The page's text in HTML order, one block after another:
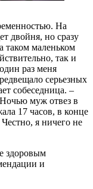
На
двойня, но сразу
таком маленьком
так и
раз меня
серьезных
собеседница. –
муж отвез в
17 часов, в конце
я ничего не
здоровым
и